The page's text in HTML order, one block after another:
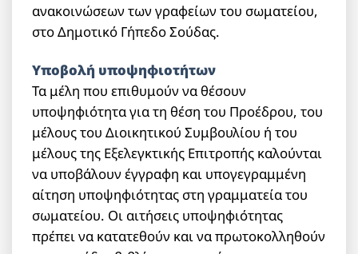
ανακοινώσεων των γραφείων του σωματείου,
στο Δημοτικό Γήπεδο Σούδας.
Υποβολή υποψηφιοτήτων
Τα μέλη που επιθυμούν να θέσουν
υποψηφιότητα για τη θέση του Προέδρου, του
μέλους του Διοικητικού Συμβουλίου ή του
μέλους της Εξελεγκτικής Επιτροπής καλούνται
να υποβάλουν έγγραφη και υπογεγραμμένη
αίτηση υποψηφιότητας στη γραμματεία του
σωματείου. Οι αιτήσεις υποψηφιότητας
πρέπει να κατατεθούν και να πρωτοκολληθούν